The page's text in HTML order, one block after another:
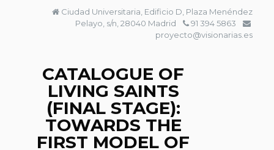
Ciudad Universitaria, Edificio D, Plaza Menéndez
Pelayo, s/n, 28040 Madrid
91 394 5863
proyecto@visionarias.es
CATALOGUE OF
LIVING SAINTS
(FINAL STAGE):
TOWARDS THE
FIRST MODEL OF